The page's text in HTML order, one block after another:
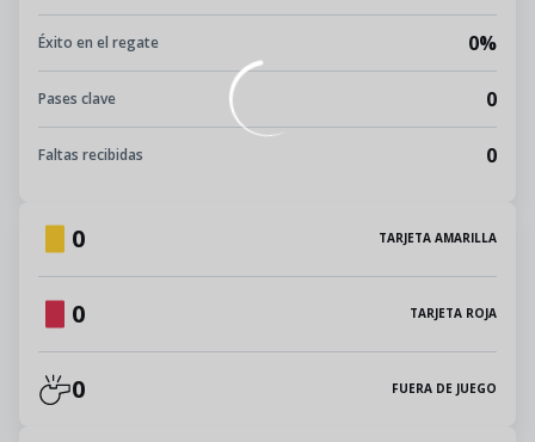
Éxito en el regate 0%
Pases clave 0
Faltas recibidas 0
0 TARJETA AMARILLA
0 TARJETA ROJA
0 FUERA DE JUEGO